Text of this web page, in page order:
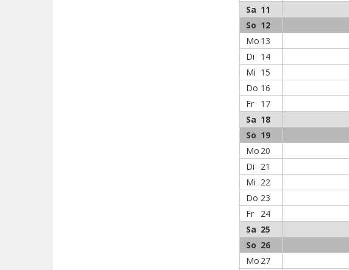
Sa 11
So 12
Mo 13
Di
14
Mi 15
Do 16
Fr
17
Sa 18
So 19
Mo 20
Di
21
Mi 22
Do 23
Fr
24
Sa 25
So 26
Mo 27